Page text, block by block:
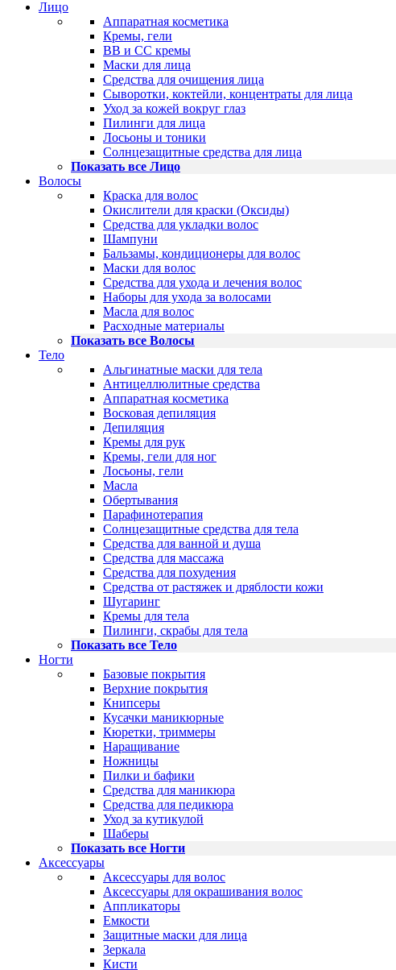
Лицо
Аппаратная косметика
Кремы, гели
BB и CC кремы
Маски для лица
Средства для очищения лица
Сыворотки, коктейли, концентраты для лица
Уход за кожей вокруг глаз
Пилинги для лица
Лосьоны и тоники
Солнцезащитные средства для лица
Показать все Лицо
Волосы
Краска для волос
Окислители для краски (Оксиды)
Средства для укладки волос
Шампуни
Бальзамы, кондиционеры для волос
Маски для волос
Средства для ухода и лечения волос
Наборы для ухода за волосами
Масла для волос
Расходные материалы
Показать все Волосы
Тело
Альгинатные маски для тела
Антицеллюлитные средства
Аппаратная косметика
Восковая депиляция
Депиляция
Кремы для рук
Кремы, гели для ног
Лосьоны, гели
Масла
Обертывания
Парафинотерапия
Солнцезащитные средства для тела
Средства для ванной и душа
Средства для массажа
Средства для похудения
Средства от растяжек и дряблости кожи
Шугаринг
Кремы для тела
Пилинги, скрабы для тела
Показать все Тело
Ногти
Базовые покрытия
Верхние покрытия
Книпсеры
Кусачки маникюрные
Кюретки, триммеры
Наращивание
Ножницы
Пилки и бафики
Средства для маникюра
Средства для педикюра
Уход за кутикулой
Шаберы
Показать все Ногти
Аксессуары
Аксессуары для волос
Аксессуары для окрашивания волос
Аппликаторы
Емкости
Защитные маски для лица
Зеркала
Кисти